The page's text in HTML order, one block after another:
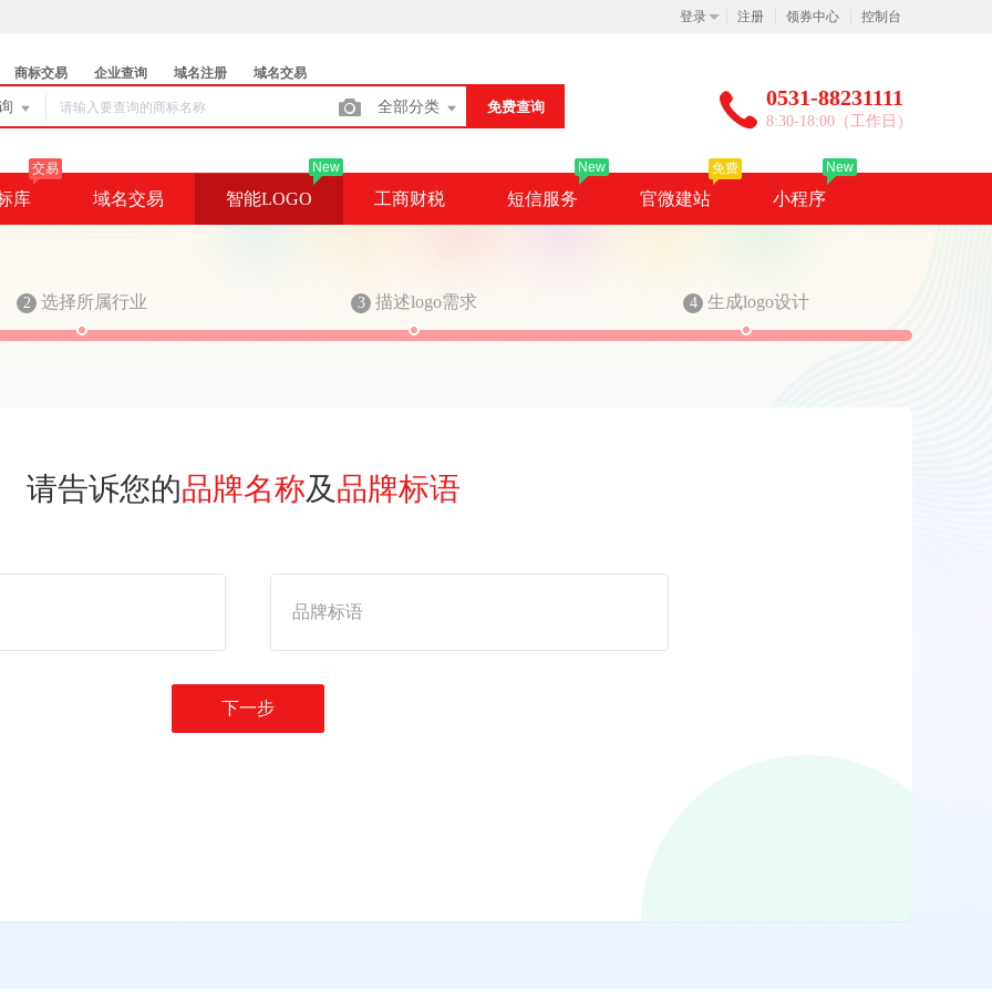
登录 注册 领券中心 控制台
商标交易 企业查询 域名注册 域名交易
全部分类 免费查询 0531-88231111
8:30-18:00（工作日）
库
交易
域名交易 智能LOGO
New
工商财税 短信服务
New
官微建站
免费
小程序
New
2 选择所属行业 3 描述logo需求 4 生成logo设计
请告诉您的品牌名称及品牌标语
品牌标语
下一步